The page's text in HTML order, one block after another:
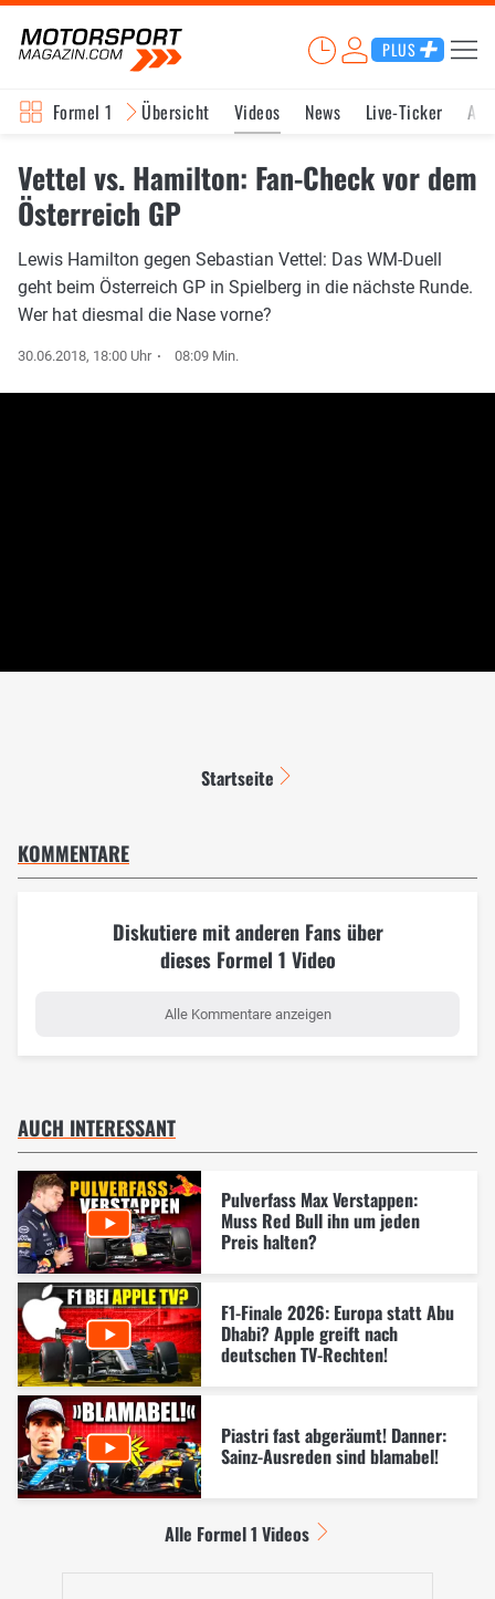
PLUS
Formel 1 Übersicht Videos News Live-Ticker
Vettel vs. Hamilton: Fan-Check vor dem
Österreich GP
Lewis Hamilton gegen Sebastian Vettel: Das WM-Duell
geht beim Österreich GP in Spielberg in die nächste Runde.
Wer hat diesmal die Nase vorne?
30.06.2018, 18:00 Uhr 08:09 Min.
Startseite
KOMMENTARE
Diskutiere mit anderen Fans über
dieses Formel 1 Video
Alle Kommentare anzeigen
AUCH INTERESSANT
Pulverfass Max Verstappen:
Muss Red Bull ihn um jeden
Preis halten?
F1-Finale 2026: Europa statt Abu
Dhabi? Apple greift nach
deutschen TV-Rechten!
Piastri fast abgeräumt! Danner:
Sainz-Ausreden sind blamabel!
Alle Formel 1 Videos